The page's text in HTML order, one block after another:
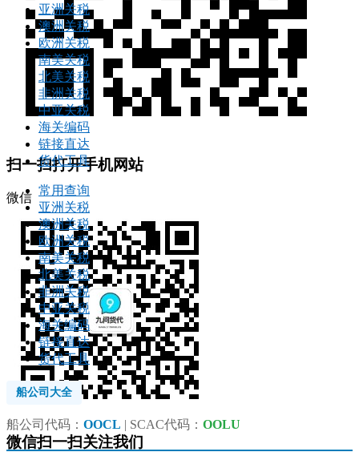
扫一扫打开手机网站
微信
微信扫一扫关注我们
亚洲关税
澳洲关税
欧洲关税
南美关税
北美关税
非洲关税
中亚关税
海关编码
链接直达
货代工具
常用查询
亚洲关税
澳洲关税
欧洲关税
南美关税
北美关税
非洲关税
中亚关税
海关编码
链接直达
货代工具
船公司大全
船公司代码： OOCL | SCAC代码： OOLU